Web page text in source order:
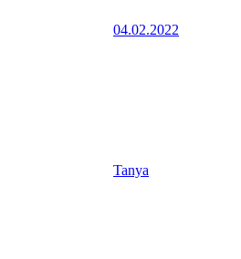
04.02.2022
Tanya